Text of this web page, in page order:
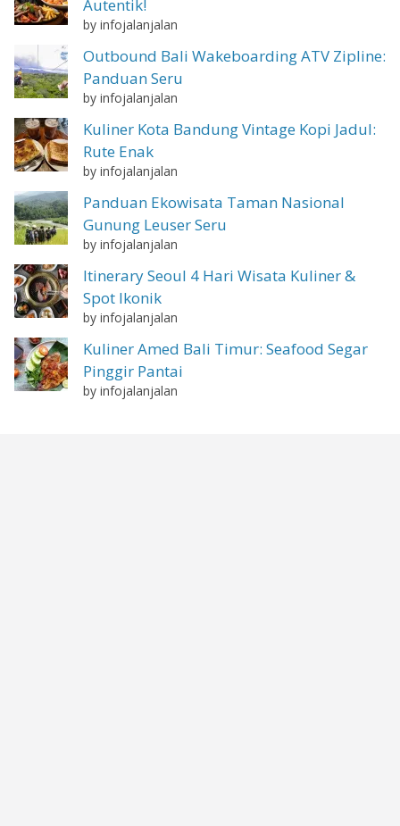
Autentik!
by infojalanjalan
Outbound Bali Wakeboarding ATV Zipline:
Panduan Seru
by infojalanjalan
Kuliner Kota Bandung Vintage Kopi Jadul:
Rute Enak
by infojalanjalan
Panduan Ekowisata Taman Nasional
Gunung Leuser Seru
by infojalanjalan
Itinerary Seoul 4 Hari Wisata Kuliner &
Spot Ikonik
by infojalanjalan
Kuliner Amed Bali Timur: Seafood Segar
Pinggir Pantai
by infojalanjalan